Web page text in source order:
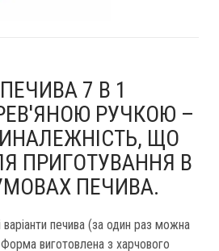
7 В 1
РУЧКОЮ –
ЩО
ПРИГОТУВАННЯ В
ПЕЧИВА.
варіанти печива (за один раз можна
Форма виготовлена ​​з харчового